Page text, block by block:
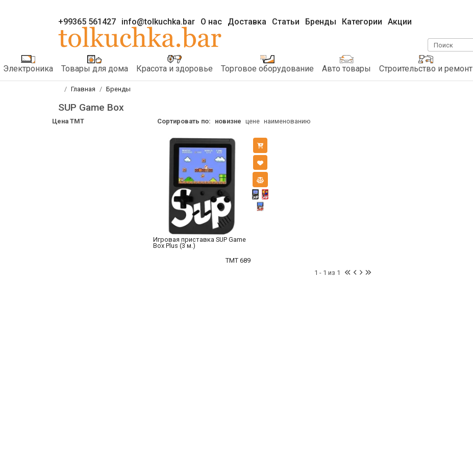
+99365 561427 info@tolkuchka.bar О нас Доставка Статьи Бренды Категории Акции
Поиск
Электроника Товары для дома Красота и здоровье Торговое оборудование Авто товары Строительство и ремонт
Главная Бренды
SUP Game Box
Цена TMT Сортировать по: новизне цене наименованию
Игровая приставка SUP Game
Box Plus (3 м.)
TMT 689
1 - 1 из 1